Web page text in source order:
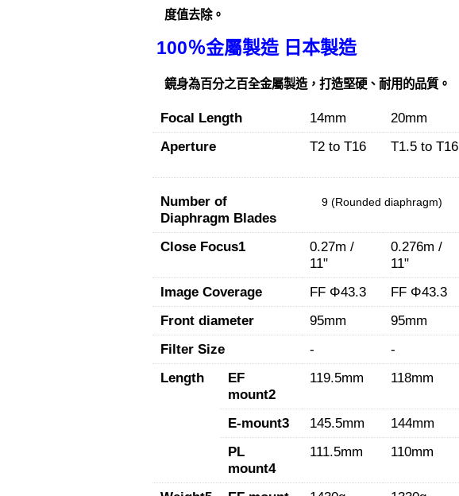
度值去除。
100％金屬製造 日本製造
鏡身為百分之百全金屬製造，打造堅硬、耐用的品質。
Focal Length 14mm 20mm
Aperture
T2 to T16 T1.5 to T16
Number of
Diaphragm Blades
9 (Rounded diaphragm)
Close Focus1
0.27m /
11"
0.276m /
11"
Image Coverage
FF Φ43.3 FF Φ43.3
Front diameter
95mm 95mm
Filter Size
- -
Length
EF
mount2
119.5mm 118mm
E-mount3 145.5mm 144mm
PL
mount4
111.5mm 110mm